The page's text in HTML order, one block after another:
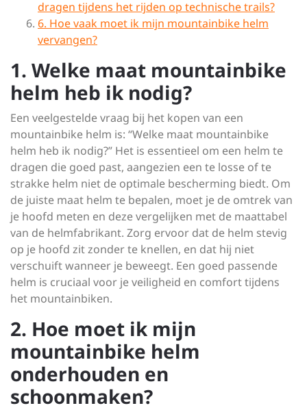
dragen tijdens het rijden op technische trails?
6. Hoe vaak moet ik mijn mountainbike helm
vervangen?
1. Welke maat mountainbike
helm heb ik nodig?
Een veelgestelde vraag bij het kopen van een
mountainbike helm is: “Welke maat mountainbike
helm heb ik nodig?” Het is essentieel om een helm te
dragen die goed past, aangezien een te losse of te
strakke helm niet de optimale bescherming biedt. Om
de juiste maat helm te bepalen, moet je de omtrek van
je hoofd meten en deze vergelijken met de maattabel
van de helmfabrikant. Zorg ervoor dat de helm stevig
op je hoofd zit zonder te knellen, en dat hij niet
verschuift wanneer je beweegt. Een goed passende
helm is cruciaal voor je veiligheid en comfort tijdens
het mountainbiken.
2. Hoe moet ik mijn
mountainbike helm
onderhouden en
schoonmaken?